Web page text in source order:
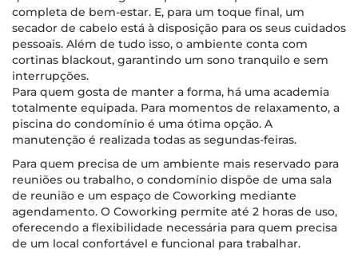
completa de bem-estar. E, para um toque final, um
secador de cabelo está à disposição para os seus cuidados
pessoais. Além de tudo isso, o ambiente conta com
cortinas blackout, garantindo um sono tranquilo e sem
interrupções.
Para quem gosta de manter a forma, há uma academia
totalmente equipada. Para momentos de relaxamento, a
piscina do condomínio é uma ótima opção. A
manutenção é realizada todas as segundas-feiras.
Para quem precisa de um ambiente mais reservado para
reuniões ou trabalho, o condomínio dispõe de uma sala
de reunião e um espaço de Coworking mediante
agendamento. O Coworking permite até 2 horas de uso,
oferecendo a flexibilidade necessária para quem precisa
de um local confortável e funcional para trabalhar.